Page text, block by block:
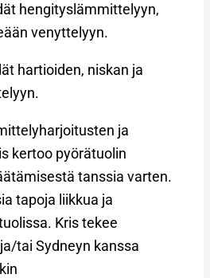
hengityslämmittelyyn,
venyttelyyn.
hartioiden, niskan ja
ja
kertoo pyörätuolin
tanssia varten.
tapoja liikkua ja
Kris tekee
tai Sydneyn kanssa